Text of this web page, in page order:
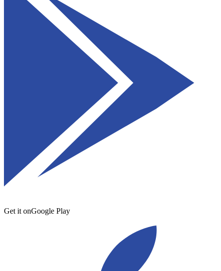
Get it onGoogle Play